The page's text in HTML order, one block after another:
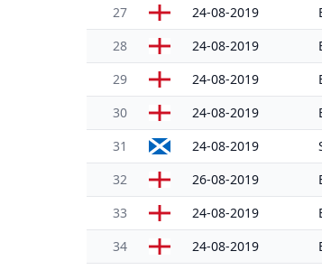
27 24-08-2019
28 24-08-2019
29 24-08-2019
30 24-08-2019
31 24-08-2019
32 26-08-2019
33 24-08-2019
34 24-08-2019